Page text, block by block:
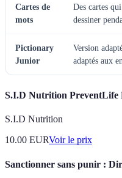
Cartes de
mots
Des cartes
dessiner
Pictionary
Junior
Version
adaptés aux
S.I.D Nutrition PreventLife
S.I.D Nutrition
10.00 EURVoir le prix
Sanctionner sans punir :